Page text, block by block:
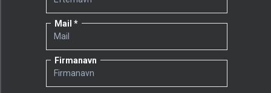
Mail
Firmanavn